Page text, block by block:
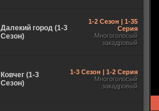
Далекий город (1-3
Сезон)
1-2 Сезон | 1-35
Серия
Многоголосый
закадровый
Ковчег (1-3
Сезон)
1-3 Сезон | 1-2 Серия
Многоголосый
закадровый